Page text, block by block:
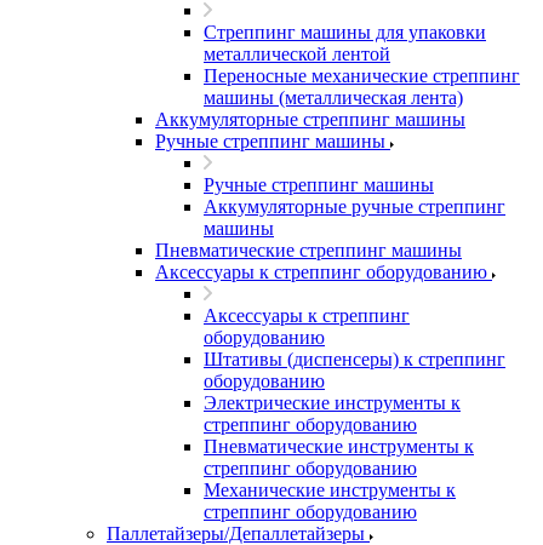
Стреппинг машины для упаковки
металлической лентой
Переносные механические стреппинг
машины (металлическая лента)
Аккумуляторные стреппинг машины
Ручные стреппинг машины
Ручные стреппинг машины
Аккумуляторные ручные стреппинг
машины
Пневматические стреппинг машины
Аксессуары к стреппинг оборудованию
Аксессуары к стреппинг
оборудованию
Штативы (диспенсеры) к стреппинг
оборудованию
Электрические инструменты к
стреппинг оборудованию
Пневматические инструменты к
стреппинг оборудованию
Механические инструменты к
стреппинг оборудованию
Паллетайзеры/Депаллетайзеры